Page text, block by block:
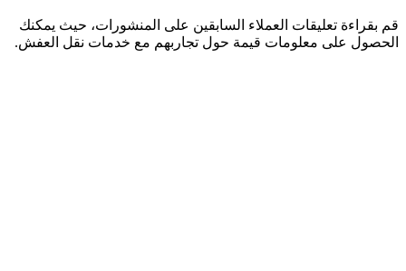
قم بقراءة تعليقات العملاء السابقين على المنشورات، حيث يمكنك
الحصول على معلومات قيمة حول تجاربهم مع خدمات نقل العفش.